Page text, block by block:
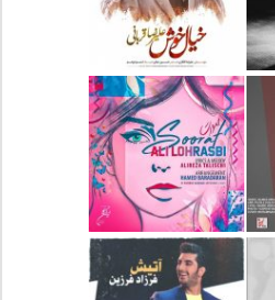
دانلود آهنگ جدید علیرضا
قربانی بنام خیال خوش
دانلود آهنگ جدید علی
لهراسبی بنام صورت